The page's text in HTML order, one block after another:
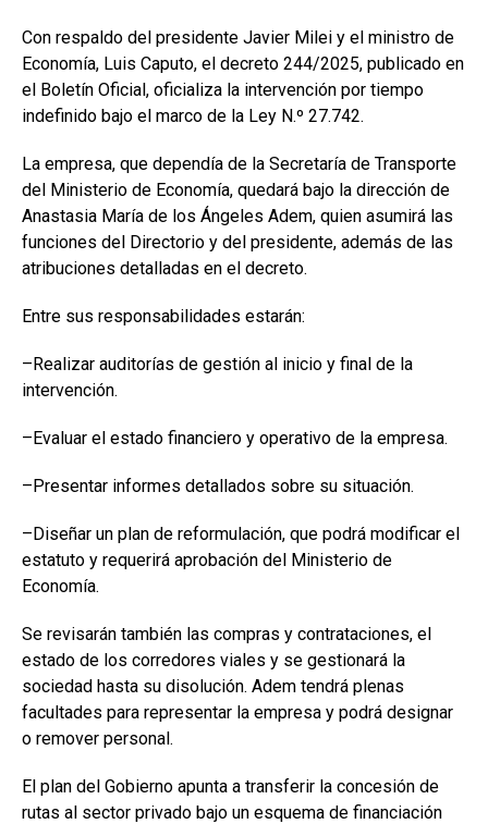
Con respaldo del presidente Javier Milei y el ministro de
Economía, Luis Caputo, el decreto 244/2025, publicado en
el Boletín Oficial, oficializa la intervención por tiempo
indefinido bajo el marco de la Ley N.º 27.742.
La empresa, que dependía de la Secretaría de Transporte
del Ministerio de Economía, quedará bajo la dirección de
Anastasia María de los Ángeles Adem, quien asumirá las
funciones del Directorio y del presidente, además de las
atribuciones detalladas en el decreto.
Entre sus responsabilidades estarán:
–Realizar auditorías de gestión al inicio y final de la
intervención.
–Evaluar el estado financiero y operativo de la empresa.
–Presentar informes detallados sobre su situación.
–Diseñar un plan de reformulación, que podrá modificar el
estatuto y requerirá aprobación del Ministerio de
Economía.
Se revisarán también las compras y contrataciones, el
estado de los corredores viales y se gestionará la
sociedad hasta su disolución. Adem tendrá plenas
facultades para representar la empresa y podrá designar
o remover personal.
El plan del Gobierno apunta a transferir la concesión de
rutas al sector privado bajo un esquema de financiación